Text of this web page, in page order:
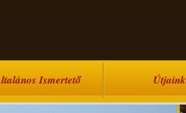
Ismertető Útjaink